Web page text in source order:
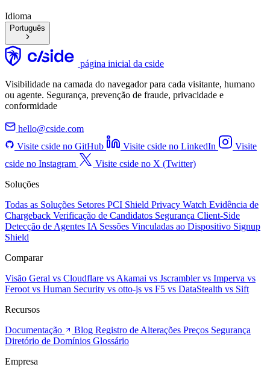
Idioma
Português
página inicial da cside
Visibilidade na camada do navegador para cada visitante, humano
ou agente. Segurança, prevenção de fraude, privacidade e
conformidade
hello@cside.com
Visite cside no GitHub
Visite cside no LinkedIn
Visite
cside no Instagram
Visite cside no X (Twitter)
Soluções
Todas as Soluções Setores PCI Shield Privacy Watch Evidência de
Chargeback Verificação de Candidatos Segurança Client-Side
Detecção de Agentes IA Sessões Vinculadas ao Dispositivo Signup
Shield
Comparar
Visão Geral vs Cloudflare vs Akamai vs Jscramblervs Imperva vs
Feroot vs Human Security vs otto-js vs F5 vs DataStealth vs Sift
Recursos
Documentação
Blog Registro de Alterações Preços Segurança
Diretório de Domínios Glossário
Empresa